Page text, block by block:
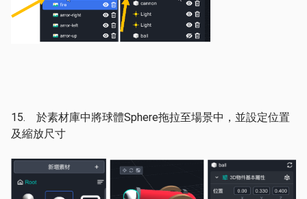
15. 於素材庫中將球體Sphere拖拉至場景中，並設定位置
及縮放尺寸